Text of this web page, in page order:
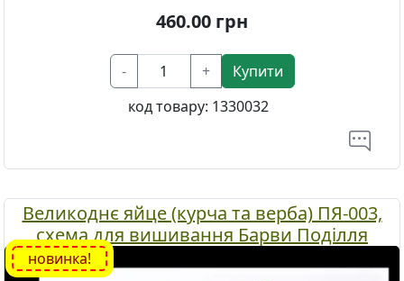
460.00 грн
- +
Купити
код товару: 1330032
Великоднє яйце (курча та верба) ПЯ-003,
схема для вишивання Барви Поділля
новинка!